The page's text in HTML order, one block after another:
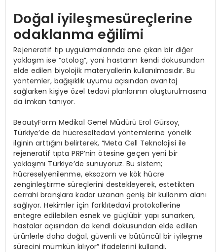
Doğal iyileşmesüreçlerine
odaklanma eğilimi
Rejeneratif tıp uygulamalarında öne çıkan bir diğer
yaklaşım ise “otolog”, yani hastanın kendi dokusundan
elde edilen biyolojik materyallerin kullanılmasıdır. Bu
yöntemler, bağışıklık uyumu açısından avantaj
sağlarken kişiye özel tedavi planlarının oluşturulmasına
da imkan tanıyor.
BeautyForm Medikal Genel Müdürü Erol Gürsoy,
Türkiye’de de hücreseltedavi yöntemlerine yönelik
ilginin arttığını belirterek, “Meta Cell Teknolojisi ile
rejeneratif tıpta PRP’nin ötesine geçen yeni bir
yaklaşımı Türkiye’de sunuyoruz. Bu sistem;
hücreselyenilenme, eksozom ve kök hücre
zenginleştirme süreçlerini destekleyerek, estetikten
cerrahi branşlara kadar uzanan geniş bir kullanım alanı
sağlıyor. Hekimler için farklıtedavi protokollerine
entegre edilebilen esnek ve güçlübir yapı sunarken,
hastalar açısından da kendi dokusundan elde edilen
ürünlerle daha doğal, güvenli ve bütüncül bir iyileşme
sürecini mümkün kılıyor” ifadelerini kullandı.